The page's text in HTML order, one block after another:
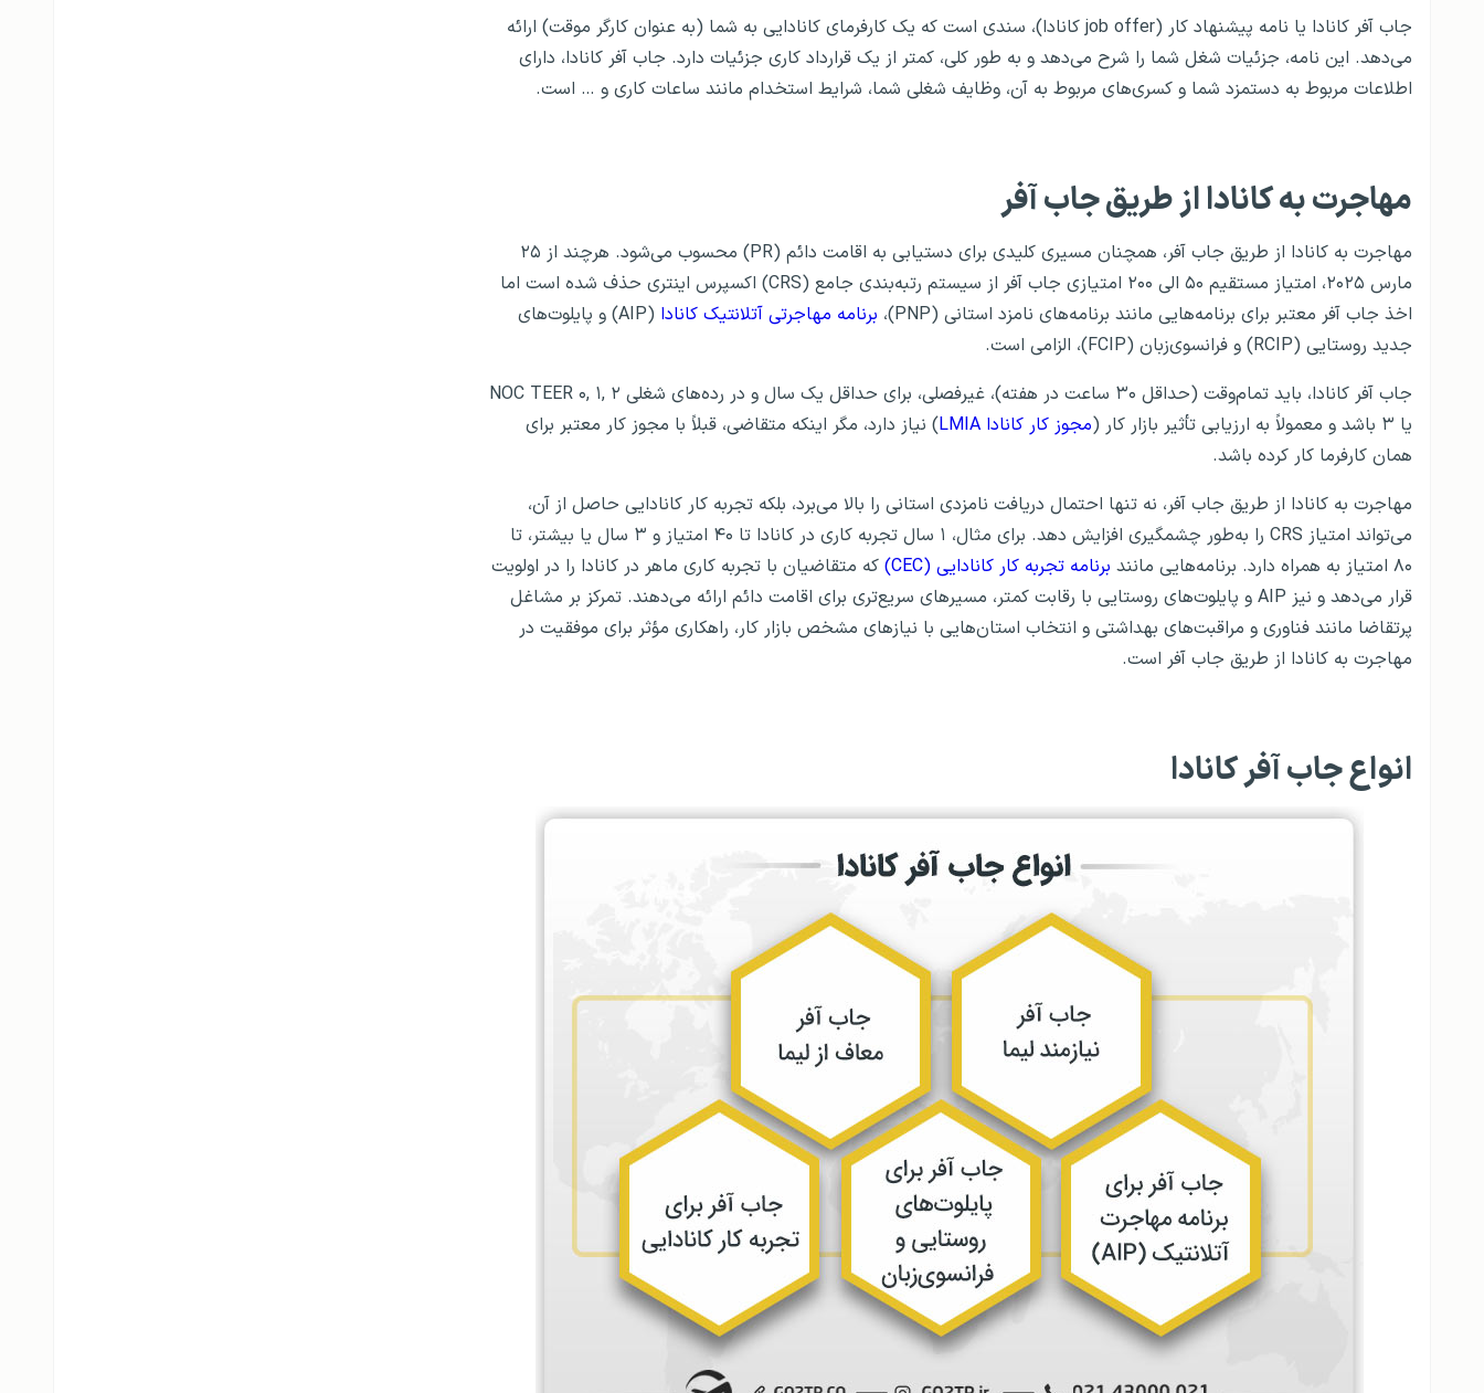
جاب آفر کانادا یا نامه پیشنهاد کار (job offer کانادا)، سندی است که یک کارفرمای کانادایی به شما (به عنوان کارگر موقت) ارائه
می‌دهد. این نامه، جزئیات شغل شما را شرح می‌دهد و به طور کلی، کمتر از یک قرارداد کاری جزئیات دارد. جاب آفر کانادا، دارای
اطلاعات مربوط به دستمزد شما و کسری‌های مربوط به آن، وظایف شغلی شما، شرایط استخدام مانند ساعات کاری و … است.
مهاجرت به کانادا از طریق جاب آفر
مهاجرت به کانادا از طریق جاب آفر، همچنان مسیری کلیدی برای دستیابی به اقامت دائم (PR) محسوب می‌شود. هرچند از ۲۵
مارس ۲۰۲۵، امتیاز مستقیم ۵۰ الی ۲۰۰ امتیازی جاب آفر از سیستم رتبه‌بندی جامع (CRS) اکسپرس اینتری حذف شده است اما
اخذ جاب آفر معتبر برای برنامه‌هایی مانند برنامه‌های نامزد استانی (PNP)،
برنامه مهاجرتی آتلانتیک کانادا
(AIP) و پایلوت‌های
جدید روستایی (RCIP) و فرانسوی‌زبان (FCIP)، الزامی است.
جاب آفر کانادا، باید تمام‌وقت (حداقل ۳۰ ساعت در هفته)، غیرفصلی، برای حداقل یک سال و در رده‌های شغلی NOC TEER ۰, ۱, ۲
یا ۳ باشد و معمولاً به ارزیابی تأثیر بازار کار (
مجوز کار کانادا LMIA
) نیاز دارد، مگر اینکه متقاضی، قبلاً با مجوز کار معتبر برای
همان کارفرما کار کرده باشد.
مهاجرت به کانادا از طریق جاب آفر، نه تنها احتمال دریافت نامزدی استانی را بالا می‌برد، بلکه تجربه کار کانادایی حاصل از آن،
می‌تواند امتیاز CRS را به‌طور چشمگیری افزایش دهد. برای مثال، ۱ سال تجربه کاری در کانادا تا ۴۰ امتیاز و ۳ سال یا بیشتر، تا
۸۰ امتیاز به همراه دارد. برنامه‌هایی مانند
برنامه تجربه کار کانادایی (CEC)
که متقاضیان با تجربه کاری ماهر در کانادا را در اولویت
قرار می‌دهد و نیز AIP و پایلوت‌های روستایی با رقابت کمتر، مسیرهای سریع‌تری برای اقامت دائم ارائه می‌دهند. تمرکز بر مشاغل
پرتقاضا مانند فناوری و مراقبت‌های بهداشتی و انتخاب استان‌هایی با نیازهای مشخص بازار کار، راهکاری مؤثر برای موفقیت در
مهاجرت به کانادا از طریق جاب آفر است.
انواع جاب آفر کانادا